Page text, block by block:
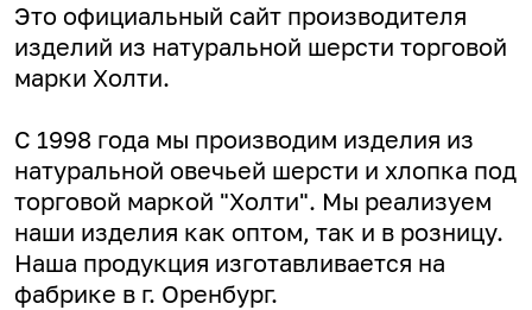
Это официальный сайт производителя
изделий из натуральной шерсти торговой
марки Холти.
С 1998 года мы производим изделия из
натуральной овечьей шерсти и хлопка под
торговой маркой "Холти". Мы реализуем
наши изделия как оптом, так и в розницу.
Наша продукция изготавливается на
фабрике в г. Оренбург.